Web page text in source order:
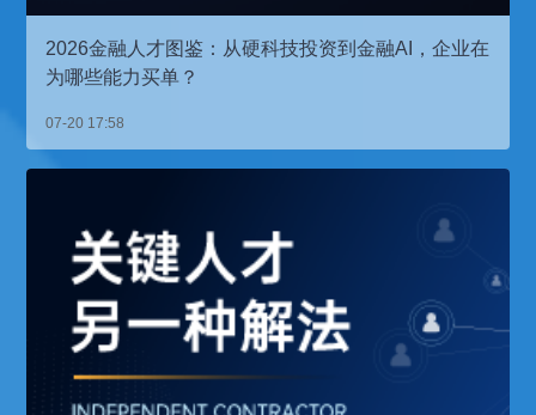
2026金融人才图鉴：从硬科技投资到金融AI，企业在
为哪些能力买单？
07-20 17:58